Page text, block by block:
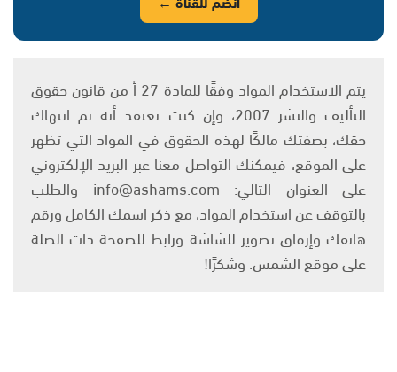
يتم الاستخدام المواد وفقًا للمادة 27 أ من قانون حقوق
التأليف والنشر 2007، وإن كنت تعتقد أنه تم انتهاك
حقك، بصفتك مالكًا لهذه الحقوق في المواد التي تظهر
على الموقع، فيمكنك التواصل معنا عبر البريد الإلكتروني
على العنوان التالي: info@ashams.com والطلب
بالتوقف عن استخدام المواد، مع ذكر اسمك الكامل ورقم
هاتفك وإرفاق تصوير للشاشة ورابط للصفحة ذات الصلة
على موقع الشمس. وشكرًا!